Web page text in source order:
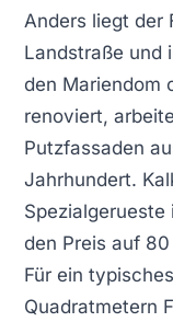
Anders liegt der
Landstraße und
den Mariendom
renoviert,
Putzfassaden
Jahrhundert.
Spezialgerueste
den Preis auf 80
Für ein
Quadratmetern